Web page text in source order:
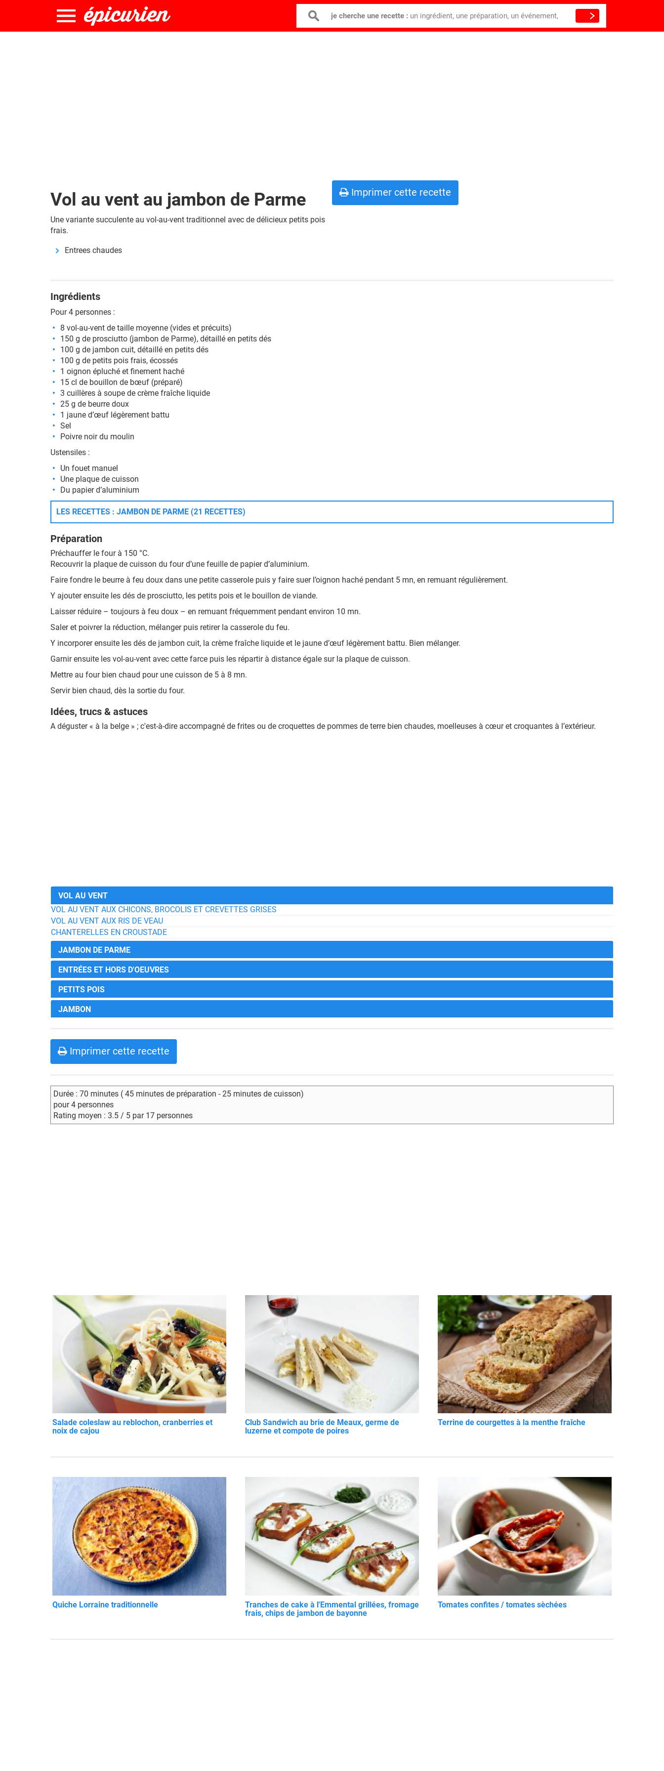
je cherche une recette : un ingrédient, une préparation, un événement,
Vol au vent au jambon de Parme
Une variante succulente au vol-au-vent traditionnel avec de délicieux petits pois
frais.
Entrees chaudes
Imprimer cette recette
Ingrédients
Pour 4 personnes :
8 vol-au-vent de taille moyenne (vides et précuits)
150 g de prosciutto (jambon de Parme), détaillé en petits dés
100 g de jambon cuit, détaillé en petits dés
100 g de petits pois frais, écossés
1 oignon épluché et finement haché
15 cl de bouillon de bœuf (préparé)
3 cuillères à soupe de crème fraîche liquide
25 g de beurre doux
1 jaune d’œuf légèrement battu
Sel
Poivre noir du moulin
Ustensiles :
Un fouet manuel
Une plaque de cuisson
Du papier d’aluminium
LES RECETTES : JAMBON DE PARME (21 RECETTES)
Préparation
Préchauffer le four à 150 °C.
Recouvrir la plaque de cuisson du four d’une feuille de papier d’aluminium.
Faire fondre le beurre à feu doux dans une petite casserole puis y faire suer l’oignon haché pendant 5 mn, en remuant régulièrement.
Y ajouter ensuite les dés de prosciutto, les petits pois et le bouillon de viande.
Laisser réduire – toujours à feu doux – en remuant fréquemment pendant environ 10 mn.
Saler et poivrer la réduction, mélanger puis retirer la casserole du feu.
Y incorporer ensuite les dés de jambon cuit, la crème fraîche liquide et le jaune d’œuf légèrement battu. Bien mélanger.
Garnir ensuite les vol-au-vent avec cette farce puis les répartir à distance égale sur la plaque de cuisson.
Mettre au four bien chaud pour une cuisson de 5 à 8 mn.
Servir bien chaud, dès la sortie du four.
Idées, trucs & astuces
A déguster « à la belge » ; c'est-à-dire accompagné de frites ou de croquettes de pommes de terre bien chaudes, moelleuses à cœur et croquantes à l’extérieur.
VOL AU VENT
VOL AU VENT AUX CHICONS, BROCOLIS ET CREVETTES GRISES
VOL AU VENT AUX RIS DE VEAU
CHANTERELLES EN CROUSTADE
JAMBON DE PARME
ENTRÉES ET HORS D'OEUVRES
PETITS POIS
JAMBON
Imprimer cette recette
Durée : 70 minutes ( 45 minutes de préparation - 25 minutes de cuisson)
pour 4 personnes
Rating moyen : 3.5 / 5 par 17 personnes
Salade coleslaw au reblochon, cranberries et
noix de cajou
Club Sandwich au brie de Meaux, germe de
luzerne et compote de poires
Terrine de courgettes à la menthe fraîche
Quiche Lorraine traditionnelle
Tranches de cake à l'Emmental grillées, fromage
frais, chips de jambon de bayonne
Tomates confites / tomates sèchées